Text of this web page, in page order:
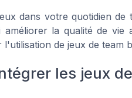
dans votre quotidien
améliorer la qualité de
de jeux de team
les jeux